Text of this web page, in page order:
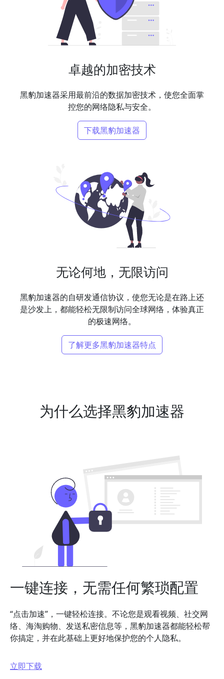
卓越的加密技术
黑豹加速器采用最前沿的数据加密技术，使您全面掌
控您的网络隐私与安全。
下载黑豹加速器
无论何地，无限访问
黑豹加速器的自研发通信协议，使您无论是在路上还
是沙发上，都能轻松无限制访问全球网络，体验真正
的极速网络。
了解更多黑豹加速器特点
为什么选择黑豹加速器
一键连接，无需任何繁琐配置
“点击加速”，一键轻松连接。不论您是观看视频、社交网
络、海淘购物、发送私密信息等，黑豹加速器都能轻松帮
你搞定，并在此基础上更好地保护您的个人隐私。
立即下载